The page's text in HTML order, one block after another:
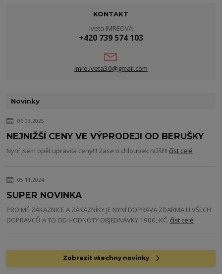
KONTAKT
Iveta IMREOVÁ
+420 739 574 103
imre.iveta30@gmail.com
Novinky
06.03.2025
NEJNIŽŠÍ CENY VE VÝPRODEJI OD BERUŠKY
Nyní jsem opět upravila ceny!!! Zase o chloupek nižší!!!číst celé
05.11.2024
SUPER NOVINKA
PRO MÉ ZÁKAZNICE A ZÁKAZNÍKY JE NYNÍ DOPRAVA ZDARMA U VŠECH
DOPRAVCŮ A TO OD HODNOTY OBJEDNÁVKY 1900,-KČ.číst celé
Zobrazit všechny novinky